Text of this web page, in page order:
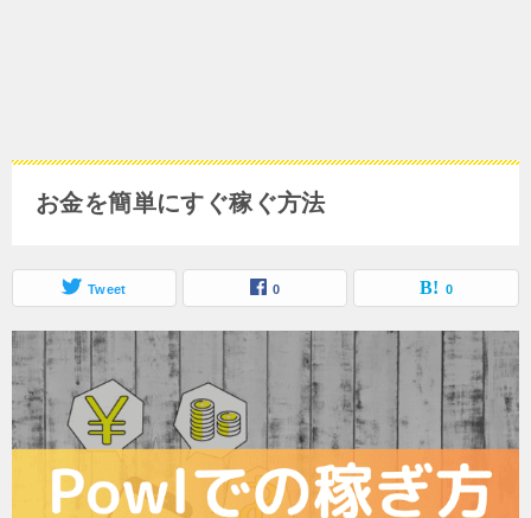
お金を簡単にすぐ稼ぐ方法
Tweet 0 0